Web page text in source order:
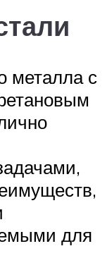
металла с
для